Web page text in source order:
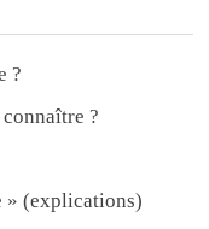
?
?
» (explications)